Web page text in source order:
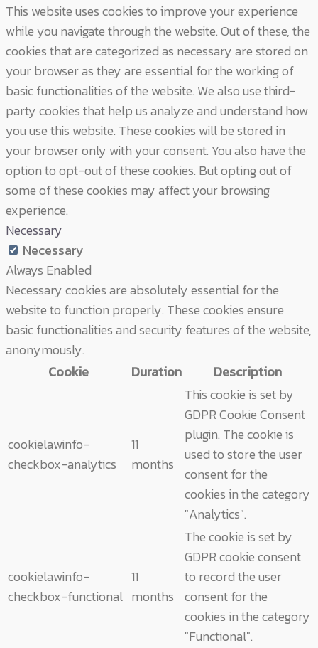
This website uses cookies to improve your experience
while you navigate through the website. Out of these, the
cookies that are categorized as necessary are stored on
your browser as they are essential for the working of
basic functionalities of the website. We also use third-
party cookies that help us analyze and understand how
you use this website. These cookies will be stored in
your browser only with your consent. You also have the
option to opt-out of these cookies. But opting out of
some of these cookies may affect your browsing
experience.
Necessary
Necessary
Always Enabled
Necessary cookies are absolutely essential for the
website to function properly. These cookies ensure
basic functionalities and security features of the website,
anonymously.
Cookie
Duration Description
cookielawinfo-
checkbox-analytics
11
months
This cookie is set by
GDPR Cookie Consent
plugin. The cookie is
used to store the user
consent for the
cookies in the category
"Analytics".
cookielawinfo-
checkbox-functional
11
months
The cookie is set by
GDPR cookie consent
to record the user
consent for the
cookies in the category
"Functional".